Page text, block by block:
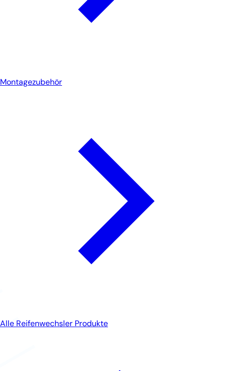
Montagezubehör
Alle Reifenwechsler Produkte